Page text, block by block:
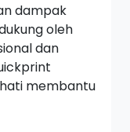
dampak
oleh
dan
membantu